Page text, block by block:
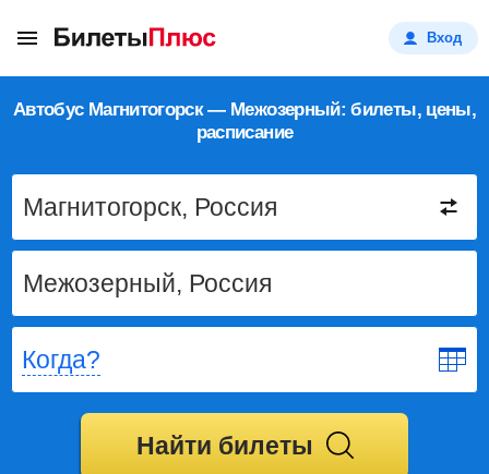
Вход
Автобус Магнитогорск — Межозерный: билеты, цены,
расписание
Когда?
Найти билеты